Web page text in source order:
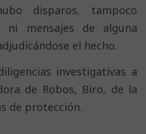
disparos, tampoco
ni mensajes de alguna
el hecho.
investigativas a
de Robos, Biro, de la
de protección.